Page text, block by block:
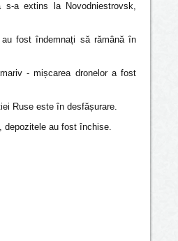
a extins la Novodniestrovsk,
au fost îndemnați să rămână în
- mișcarea dronelor a fost
Ruse este în desfășurare.
depozitele au fost închise.